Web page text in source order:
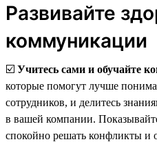
Развивайте
коммуникации
☑️ Учитесь сами и обучайте
которые помогут лучше
сотрудников, и делитесь
в вашей компании.
спокойно решать конфликты и